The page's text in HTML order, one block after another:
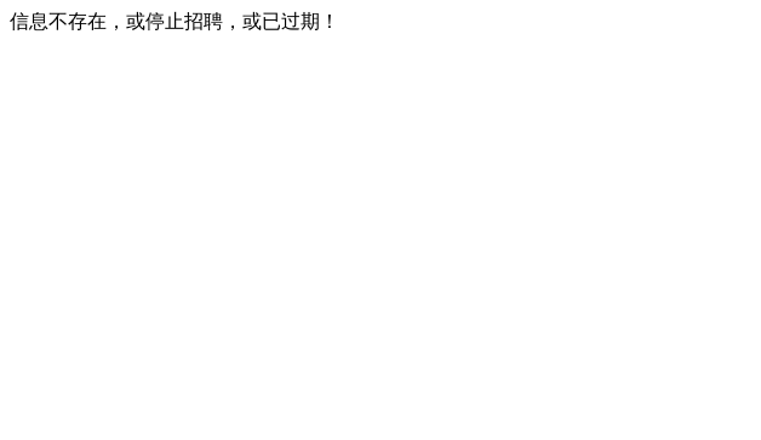
信息不存在，或停止招聘，或已过期！